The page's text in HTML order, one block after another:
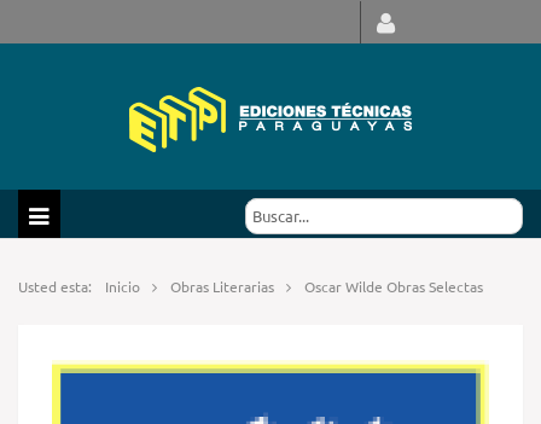
Usted esta: Inicio Obras Literarias Oscar Wilde Obras Selectas